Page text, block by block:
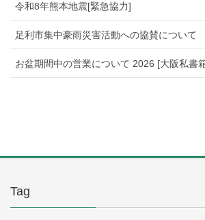
令和8年熊本地震[緊急協力]
足利市集中豪雨災害活動への協賛について
お盆期間中の営業について 2026 [大阪私書
Tag